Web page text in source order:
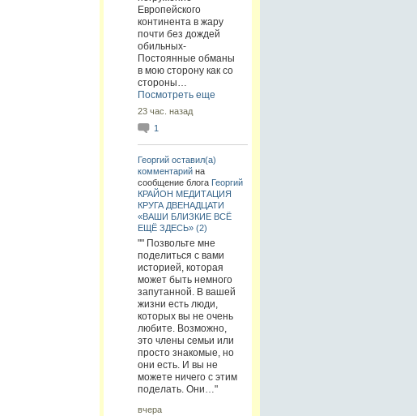
Европейского
континента в жару
почти без дождей
обильных-
Постоянные обманы
в мою сторону как со
стороны…
Посмотреть еще
23 час. назад
1
Георгий оставил(а)
комментарийна
сообщение блога Георгий
КРАЙОН МЕДИТАЦИЯ
КРУГА ДВЕНАДЦАТИ
«ВАШИ БЛИЗКИЕ ВСЁ
ЕЩЁ ЗДЕСЬ» (2)
"" Позвольте мне
поделиться с вами
историей, которая
может быть немного
запутанной. В вашей
жизни есть люди,
которых вы не очень
любите. Возможно,
это члены семьи или
просто знакомые, но
они есть. И вы не
можете ничего с этим
поделать. Они…"
вчера